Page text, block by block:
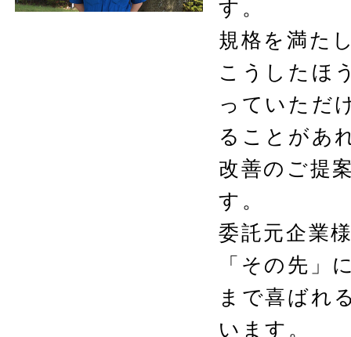
す。
規格を満た
こうしたほ
っていただ
ることがあ
改善のご提
す。
委託元企業
「その先」
まで喜ばれ
います。